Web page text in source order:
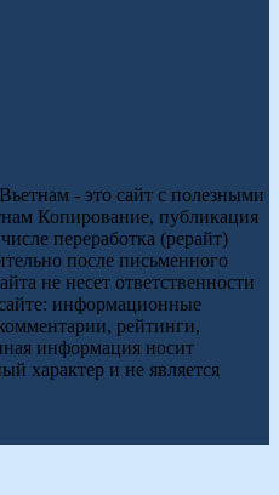
- это сайт с полезными
Копирование, публикация
переработка (рерайт)
после письменного
не несет ответственности
информационные
рейтинги,
информация носит
характер и не является